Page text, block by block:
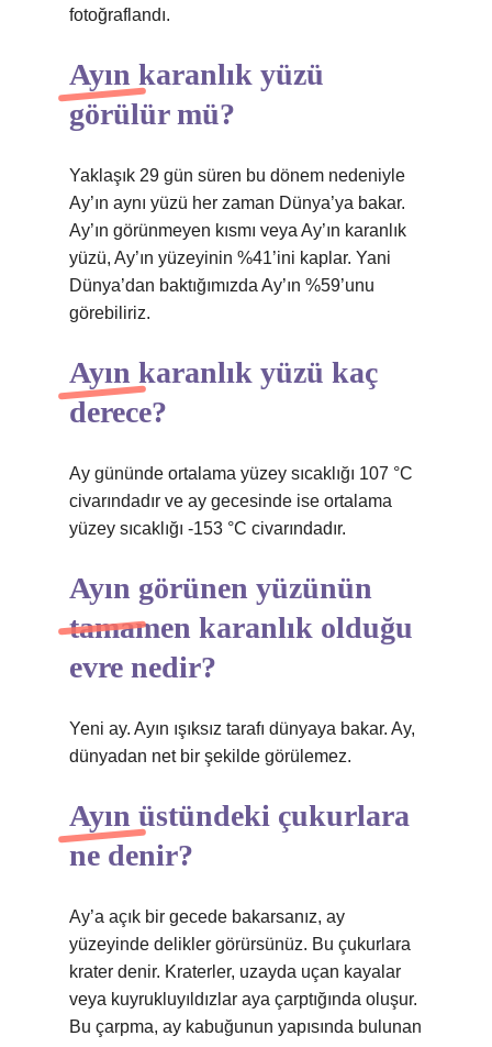
fotoğraflandı.
Ayın karanlık yüzü
görülür mü?
Yaklaşık 29 gün süren bu dönem nedeniyle
Ay’ın aynı yüzü her zaman Dünya’ya bakar.
Ay’ın görünmeyen kısmı veya Ay’ın karanlık
yüzü, Ay’ın yüzeyinin %41’ini kaplar. Yani
Dünya’dan baktığımızda Ay’ın %59’unu
görebiliriz.
Ayın karanlık yüzü kaç
derece?
Ay gününde ortalama yüzey sıcaklığı 107 °C
civarındadır ve ay gecesinde ise ortalama
yüzey sıcaklığı -153 °C civarındadır.
Ayın görünen yüzünün
tamamen karanlık olduğu
evre nedir?
Yeni ay. Ayın ışıksız tarafı dünyaya bakar. Ay,
dünyadan net bir şekilde görülemez.
Ayın üstündeki çukurlara
ne denir?
Ay’a açık bir gecede bakarsanız, ay
yüzeyinde delikler görürsünüz. Bu çukurlara
krater denir. Kraterler, uzayda uçan kayalar
veya kuyrukluyıldızlar aya çarptığında oluşur.
Bu çarpma, ay kabuğunun yapısında bulunan